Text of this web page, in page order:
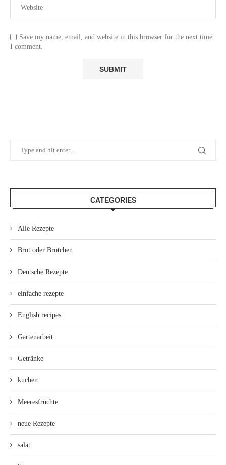
Save my name, email, and website in this browser for the next time
I comment.
CATEGORIES
Alle Rezepte
Brot oder Brötchen
Deutsche Rezepte
einfache rezepte
English recipes
Gartenarbeit
Getränke
kuchen
Meeresfrüchte
neue Rezepte
salat